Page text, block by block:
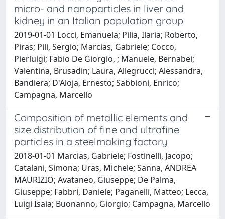
micro- and nanoparticles in liver and
kidney in an Italian population group
2019-01-01 Locci, Emanuela; Pilia, Ilaria; Roberto,
Piras; Pili, Sergio; Marcias, Gabriele; Cocco,
Pierluigi; Fabio De Giorgio, ; Manuele, Bernabei;
Valentina, Brusadin; Laura, Allegrucci; Alessandra,
Bandiera; D'Aloja, Ernesto; Sabbioni, Enrico;
Campagna, Marcello
Composition of metallic elements and
size distribution of fine and ultrafine
particles in a steelmaking factory
2018-01-01 Marcias, Gabriele; Fostinelli, Jacopo;
Catalani, Simona; Uras, Michele; Sanna, ANDREA
MAURIZIO; Avataneo, Giuseppe; De Palma,
Giuseppe; Fabbri, Daniele; Paganelli, Matteo; Lecca,
Luigi Isaia; Buonanno, Giorgio; Campagna, Marcello